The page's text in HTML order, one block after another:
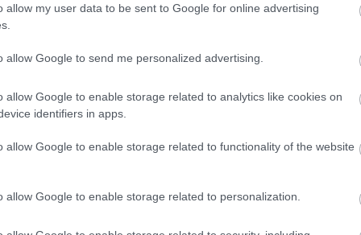
allow my user data to be sent to Google for online advertising
allow Google to send me personalized advertising.
allow Google to enable storage related to analytics like cookies on
identifiers in apps.
allow Google to enable storage related to functionality of the website
allow Google to enable storage related to personalization.